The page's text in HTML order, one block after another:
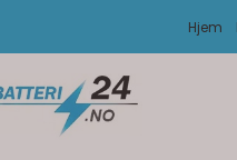
Hjem